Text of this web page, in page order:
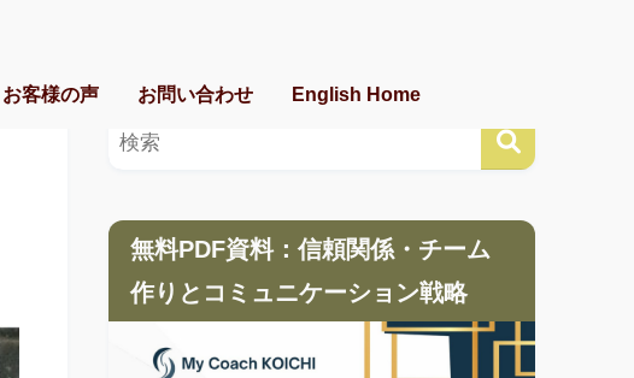
お客様の声 お問い合わせ English Home
無料PDF資料：信頼関係・チーム
作りとコミュニケーション戦略